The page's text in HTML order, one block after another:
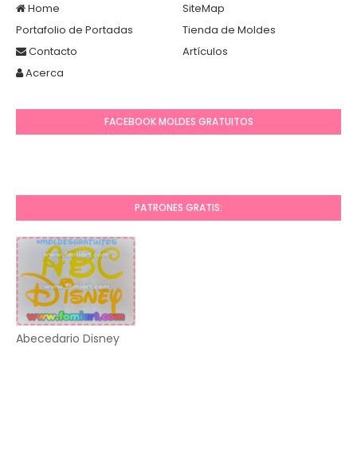
Home
SiteMap
Portafolio de Portadas
Tienda de Moldes
Contacto
Artículos
Acerca
FACEBOOK MOLDES GRATUITOS
PATRONES GRATIS:
Abecedario Disney